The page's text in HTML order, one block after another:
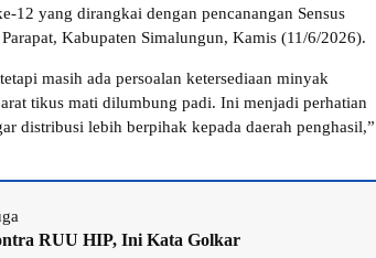
12 yang dirangkai dengan pencanangan Sensus
Kabupaten Simalungun, Kamis (11/6/2026).
masih ada persoalan ketersediaan minyak
tikus mati dilumbung padi. Ini menjadi perhatian
distribusi lebih berpihak kepada daerah penghasil,”
RUU HIP, Ini Kata Golkar